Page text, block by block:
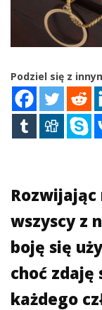
Podziel się z
Rozwijając
wszyscy z
boję się
choć zdaję
każdego